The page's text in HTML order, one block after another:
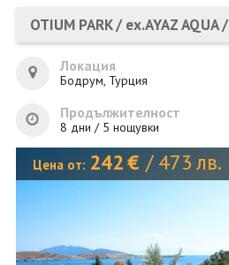
ЕКЗОТИКА
ЕКСКУРЗИИ
ОЩЕ
ФИРМЕНИ ДОКУМЕНТИ
OTIUM PARK / ex.AYAZ AQUA /
Локация
Бодрум, Турция
Продължителност
8 дни / 5 нощувки
Цена от: 242€ / 473 лв.